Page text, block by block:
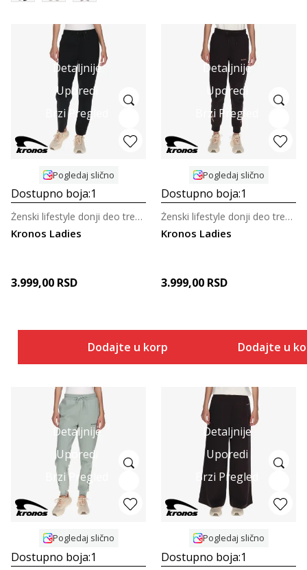
Detaljnije
Uporedi
Brzi Pregled
Pogledaj slično
Dostupno boja:1
Kronos Ladies
Ženski lifestyle donji deo trenerke
3.999,00 RSD
Dodajte u korpu
Detaljnije
Uporedi
Brzi Pregled
Pogledaj slično
Dostupno boja:1
Kronos Ladies
Ženski lifestyle donji deo trenerke
3.999,00 RSD
Dodajte u
Detaljnije
Uporedi
Brzi Pregled
Pogledaj slično
Dostupno boja:1
Detaljnije
Uporedi
Brzi Pregled
Pogledaj slično
Dostupno boja:1